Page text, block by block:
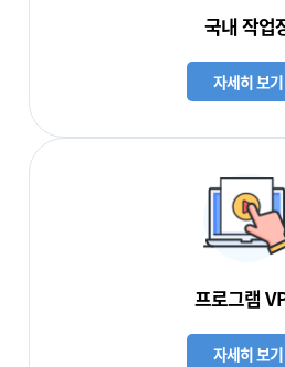
국내 작업
자세히 보기
프로그램
자세히 보기